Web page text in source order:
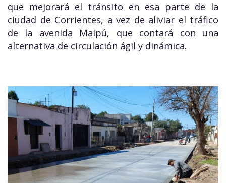
que mejorará el tránsito en esa parte de la
ciudad de Corrientes, a vez de aliviar el tráfico
de la avenida Maipú, que contará con una
alternativa de circulación ágil y dinámica.